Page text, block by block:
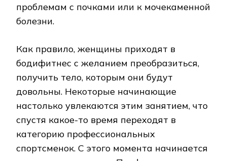
проблемам с почками или к мочекаменной
болезни.
Как правило, женщины приходят в
бодифитнес с желанием преобразиться,
получить тело, которым они будут
довольны. Некоторые начинающие
настолько увлекаются этим занятием, что
спустя какое-то время переходят в
категорию профессиональных
спортсменок. С этого момента начинается